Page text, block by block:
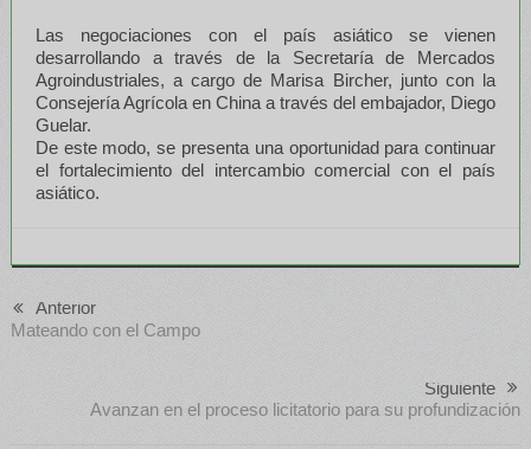
Las negociaciones con el país asiático se vienen
desarrollando a través de la Secretaría de Mercados
Agroindustriales, a cargo de Marisa Bircher, junto con la
Consejería Agrícola en China a través del embajador, Diego
Guelar.
De este modo, se presenta una oportunidad para continuar
el fortalecimiento del intercambio comercial con el país
asiático.
Anterior
Mateando con el Campo
Siguiente
Avanzan en el proceso licitatorio para su profundización